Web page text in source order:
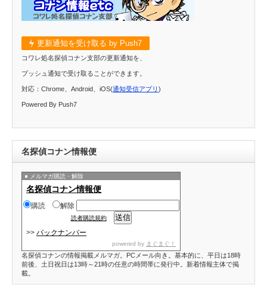
更新通知を受け取る by Push7
コワレ処名探偵コナン支部の更新通知を、
プッシュ通知で受け取ることができます。
対応：Chrome、Android、iOS(通知受信アプリ )
Powered By Push7
名探偵コナン情報便
メルマガ購読・解除
名探偵コナン情報便
購読 解除
読者購読規約
>> バックナンバー
powered by まぐまぐ！
名探偵コナンの情報掲載メルマガ。PCメール向き。基本的に、平日は18時
前後、土日祝日は13時～21時の任意の時間帯に発行中。新着情報主体で掲
載。